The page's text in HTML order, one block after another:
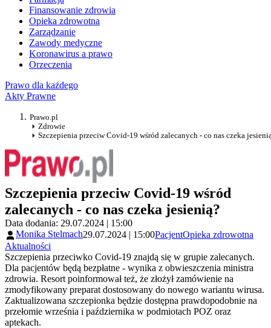
Finansowanie zdrowia
Opieka zdrowotna
Zarządzanie
Zawody medyczne
Koronawirus a prawo
Orzeczenia
Prawo dla każdego
Akty Prawne
Prawo.pl
Zdrowie
Szczepienia przeciw Covid-19 wśród zalecanych - co nas czeka
Szczepienia przeciw Covid-19 wśród
zalecanych - co nas czeka jesienią?
Data dodania: 29.07.2024 | 15:00
Monika Stelmach29.07.2024 | 15:00PacjentOpieka zdrowotna
Aktualności
Szczepienia przeciwko Covid-19 znajdą się w grupie zalecanych.
Dla pacjentów będą bezpłatne - wynika z obwieszczenia ministra
zdrowia. Resort poinformował też, że złożył zamówienie na
zmodyfikowany preparat dostosowany do nowego wariantu wirusa.
Zaktualizowana szczepionka będzie dostępna prawdopodobnie na
przełomie września i października w podmiotach POZ oraz
aptekach.